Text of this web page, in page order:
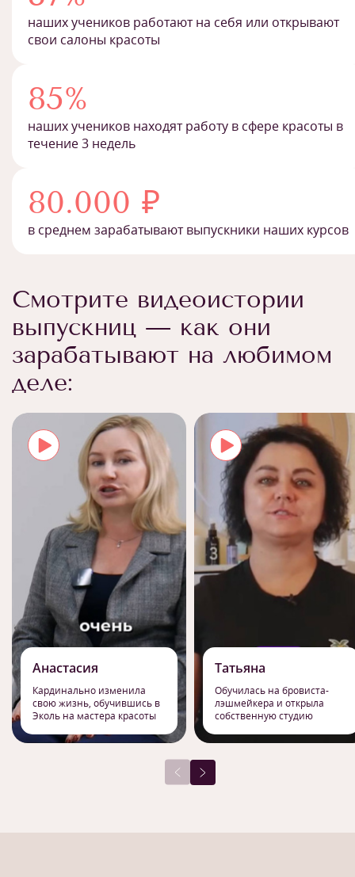
наших учеников работают на себя или открывают
свои салоны красоты
85%
наших учеников находят работу в сфере красоты в
течение 3 недель
80.000 ₽
в среднем зарабатывают выпускники наших курсов
Смотрите видеоистории
выпускниц — как они
зарабатывают на любимом
деле:
Анастасия
Кардинально изменила
свою жизнь, обучившись в
Эколь на мастера красоты
Татьяна
Обучилась на бровиста-
лэшмейкера и открыла
собственную студию